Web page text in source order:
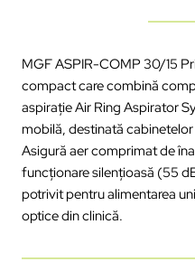
MGF ASPIR-COMP 30/15
compact care combină
aspirațieAir Ring Aspirator
mobilă, destinată
Asigură aer comprimat de
funcționare silențioasă (55
potrivit pentru alimentarea
optice din clinică.